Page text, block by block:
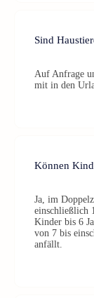
Sind
Auf Anfrage
mit in den
Können
Ja, im
einschließlich
Kinder bis 6
von 7 bis
anfällt.